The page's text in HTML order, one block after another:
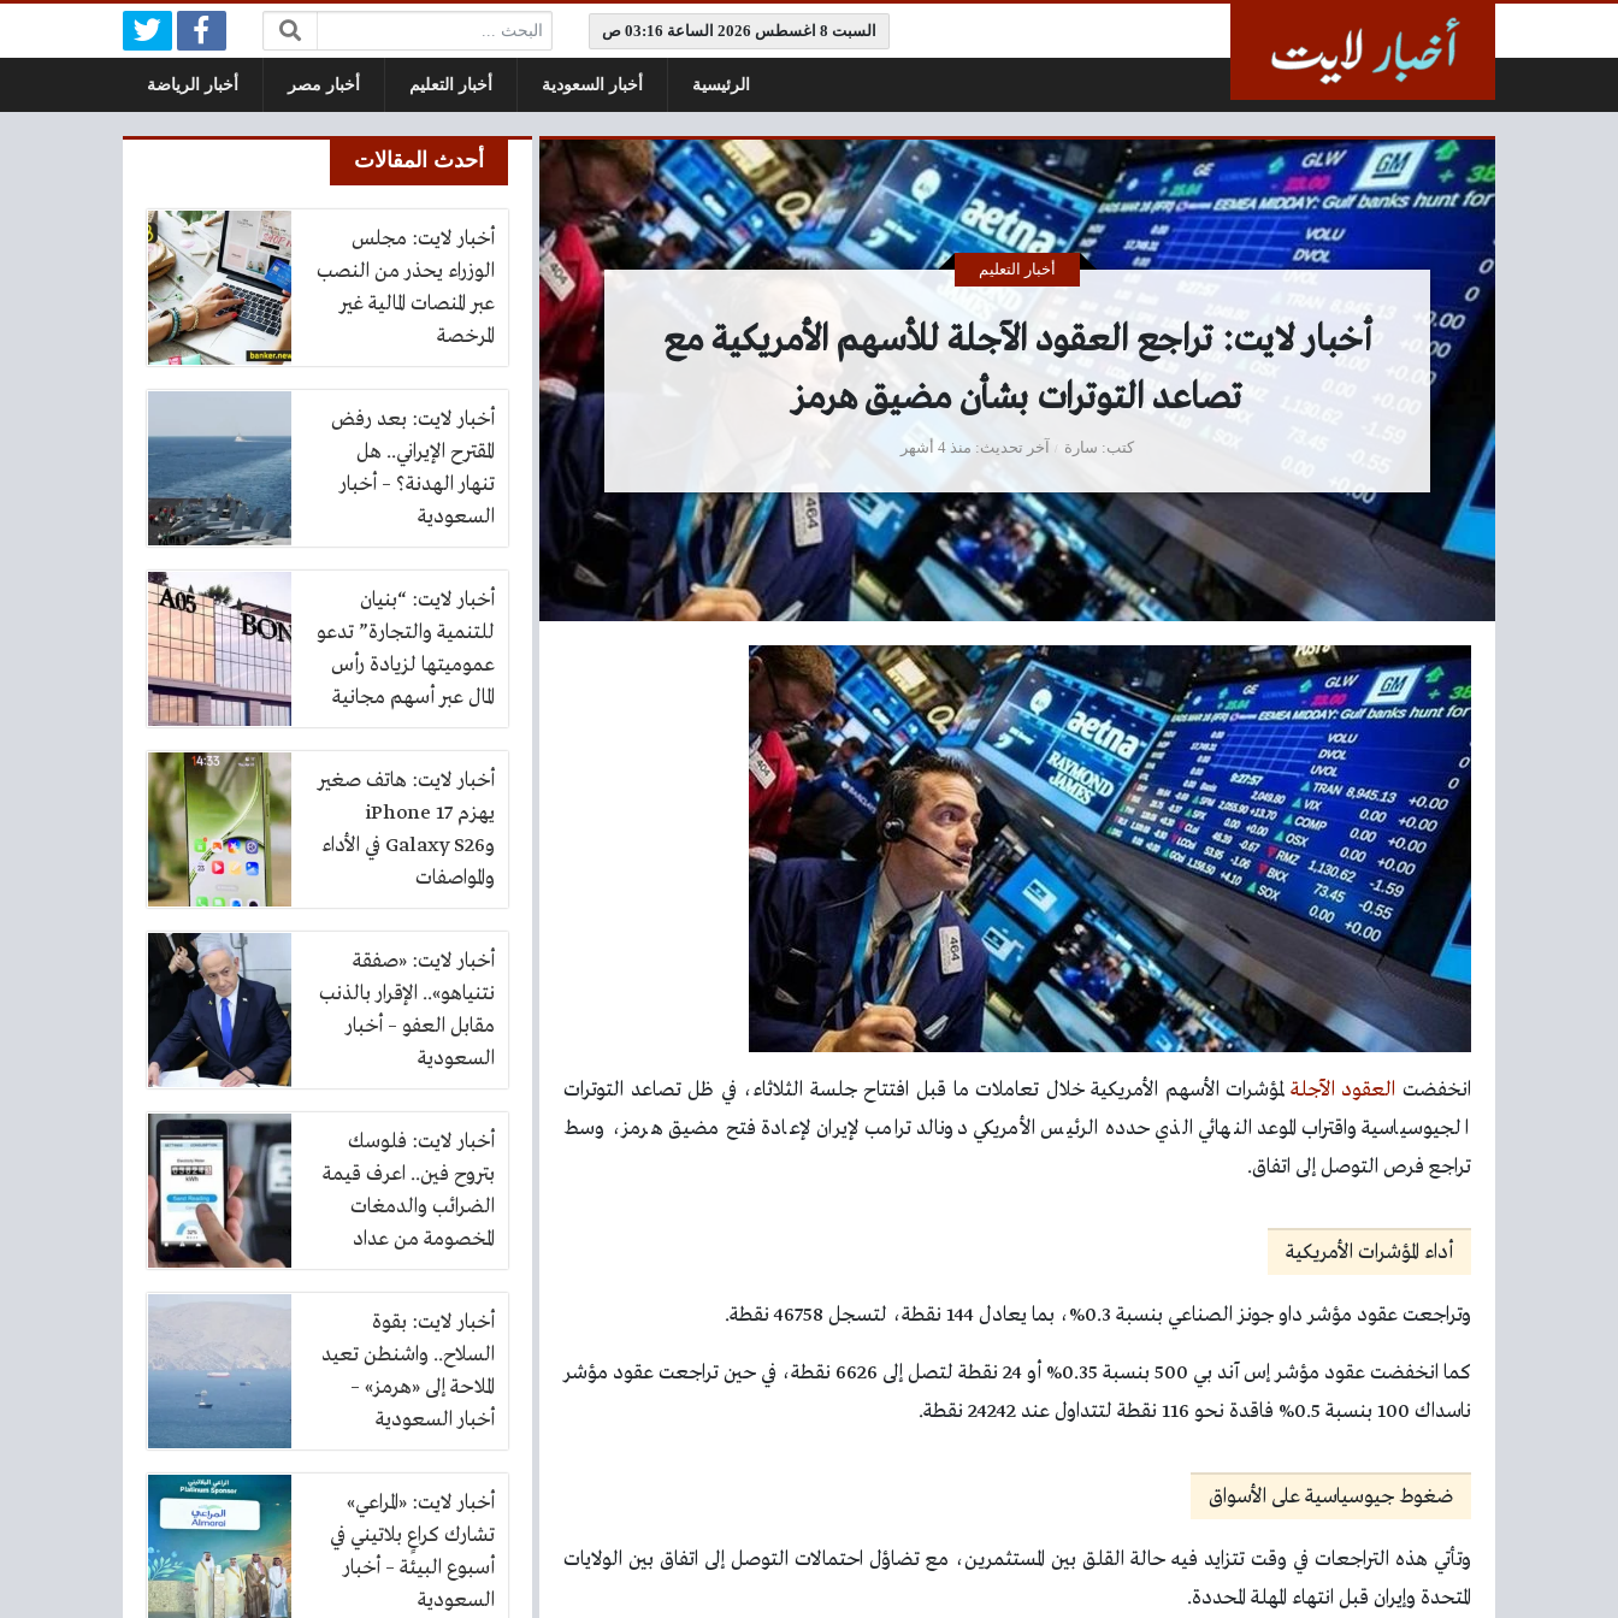
السبت 8 اغسطس 2026 الساعة 03:16 ص البحث:
الرئيسية أخبار السعودية أخبار التعليم أخبار مصر أخبار الرياضة
أخبار لايت: تراجع العقود الآجلة للأسهم الأمريكية مع
تصاعد التوترات بشأن مضيق هرمز
كتب سارة
أخبار التعليم
آخر تحديث منذ 4 أشهر
انخفضت العقود الآجلة لمؤشرات الأسهم الأمريكية خلال تعاملات ما قبل افتتاح جلسة الثلاثاء، في ظل تصاعد التوترات
الجيوسياسية واقتراب الموعد النهائي الذي حدده الرئيس الأمريكي دونالد ترامب لإيران لإعادة فتح مضيق هرمز، وسط
تراجع فرص التوصل إلى اتفاق.
أداء المؤشرات الأمريكية
وتراجعت عقود مؤشر داو جونز الصناعي بنسبة 0.3%، بما يعادل 144 نقطة، لتسجل 46758 نقطة.
كما انخفضت عقود مؤشر إس آند بي 500 بنسبة 0.35% أو 24 نقطة لتصل إلى 6626 نقطة، في حين تراجعت عقود مؤشر
ناسداك 100 بنسبة 0.5% فاقدة نحو 116 نقطة لتتداول عند 24242 نقطة.
ضغوط جيوسياسية على الأسواق
وتأتي هذه التراجعات في وقت تتزايد فيه حالة القلق بين المستثمرين، مع تضاؤل احتمالات التوصل إلى اتفاق بين الولايات
المتحدة وإيران قبل انتهاء المهلة المحددة.
أحدث المقالات
أخبار لايت: مجلس
الوزراء يحذر من النصب
عبر المنصات المالية غير
المرخصة
أخبار لايت: بعد رفض
المقترح الإيراني.. هل
تنهار الهدنة؟ – أخبار
السعودية
أخبار لايت: “بنيان
للتنمية والتجارة” تدعو
عموميتها لزيادة رأس
المال عبر أسهم مجانية
بنسبة 10%
أخبار لايت: هاتف صغير
يهزم iPhone 17
وGalaxy S26 في الأداء
والمواصفات
أخبار لايت: «صفقة
نتنياهو».. الإقرار بالذنب
مقابل العفو – أخبار
السعودية
أخبار لايت: فلوسك
بتروح فين.. اعرف قيمة
الضرائب والدمغات
المخصومة من عداد
الكهرباء
أخبار لايت: بقوة
السلاح.. واشنطن تعيد
الملاحة إلى «هرمز» –
أخبار السعودية
أخبار لايت: «المراعي»
تشارك كراعٍ بلاتيني في
أسبوع البيئة – أخبار
السعودية